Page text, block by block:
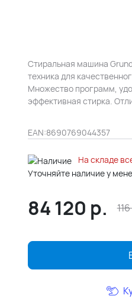
Стиральная машина
техника для
Множество программ,
эффективная стирка.
EAN:8690769044357
На складе
Уточняйте наличие у
84 120 р.